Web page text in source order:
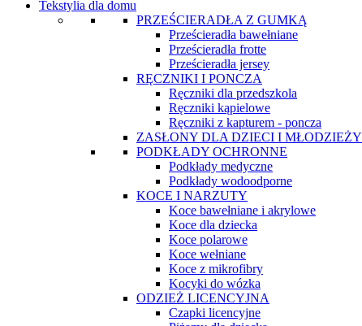
Tekstylia dla domu
PRZEŚCIERADŁA Z GUMKĄ
Prześcieradła bawełniane
Prześcieradła frotte
Prześcieradła jersey
RĘCZNIKI I PONCZA
Ręczniki dla przedszkola
Ręczniki kąpielowe
Ręczniki z kapturem - poncza
ZASŁONY DLA DZIECI I MŁODZIEŻY
PODKŁADY OCHRONNE
Podkłady medyczne
Podkłady wodoodporne
KOCE I NARZUTY
Koce bawełniane i akrylowe
Koce dla dziecka
Koce polarowe
Koce wełniane
Koce z mikrofibry
Kocyki do wózka
ODZIEŻ LICENCYJNA
Czapki licencyjne